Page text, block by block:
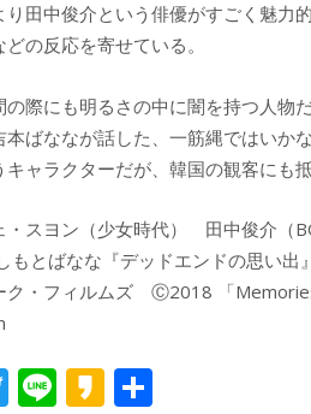
り田中俊介という俳優がすごく魅力
どの反応を寄せている。
の際にも明るさの中に闇を持つ人物
本ばななが話した、一筋縄ではいか
ャラクターだが、韓国の観客にも
・スヨン（少女時代） 田中俊介（
もとばなな『デッドエンドの思い
・フィルムズ Ⓒ2018 「
T Li K